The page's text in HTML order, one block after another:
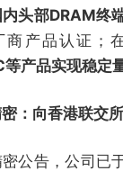
内头部DRAM终
商产品认证；
产品实现稳定量
：向香港联交
公告，公司已